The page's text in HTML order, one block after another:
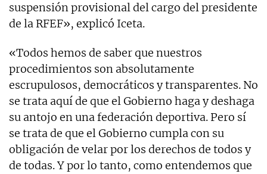
suspensión provisional del cargo del presidente
de la RFEF», explicó Iceta.
«Todos hemos de saber que nuestros
procedimientos son absolutamente
escrupulosos, democráticos y transparentes. No
se trata aquí de que el Gobierno haga y deshaga
su antojo en una federación deportiva. Pero sí
se trata de que el Gobierno cumpla con su
obligación de velar por los derechos de todos y
de todas. Y por lo tanto, como entendemos que